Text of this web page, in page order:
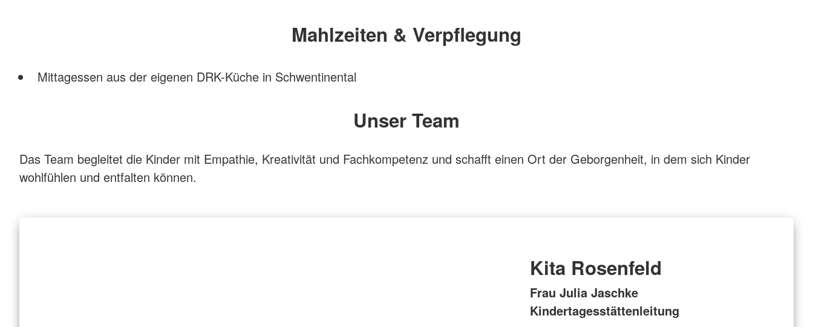
Mahlzeiten & Verpflegung
Mittagessen aus der eigenen DRK-Küche in Schwentinental
Unser Team
Das Team begleitet die Kinder mit Empathie, Kreativität und Fachkompetenz und schafft einen Ort der Geborgenheit, in dem sich Kinder
wohlfühlen und entfalten können.
Kita Rosenfeld
Frau Julia Jaschke
Kindertagesstättenleitung